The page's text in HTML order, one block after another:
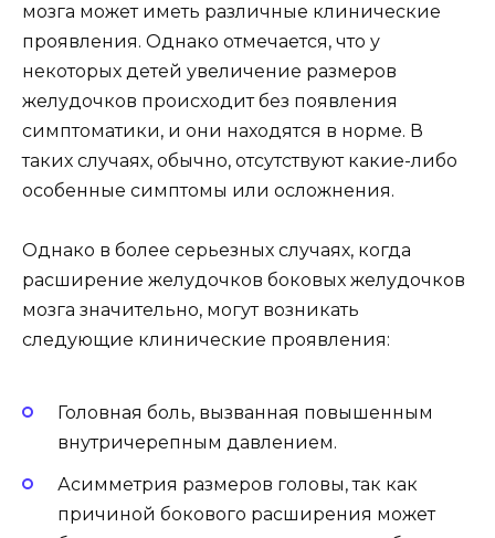
мозга может иметь различные клинические
проявления. Однако отмечается, что у
некоторых детей увеличение размеров
желудочков происходит без появления
симптоматики, и они находятся в норме. В
таких случаях, обычно, отсутствуют какие-либо
особенные симптомы или осложнения.
Однако в более серьезных случаях, когда
расширение желудочков боковых желудочков
мозга значительно, могут возникать
следующие клинические проявления:
Головная боль, вызванная повышенным
внутричерепным давлением.
Асимметрия размеров головы, так как
причиной бокового расширения может